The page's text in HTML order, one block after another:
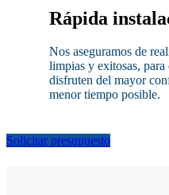
Rápida
Nos aseguramos de
limpias y exitosas, para
disfruten del mayor
menor tiempo posible.
Solicitar presupuesto